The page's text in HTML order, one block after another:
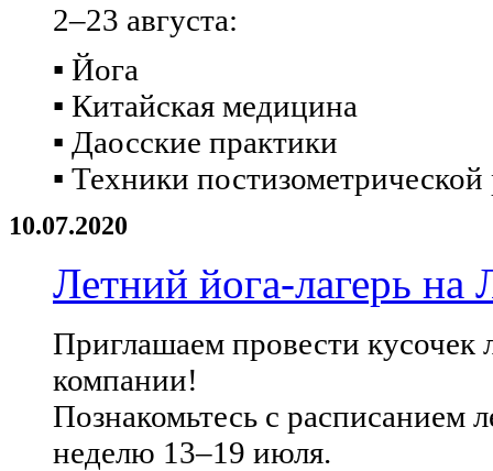
2–23 августа:
▪ Йога
▪ Китайская медицина
▪ Даосские практики
▪ Техники постизометрической
10.07.2020
Летний йога-лагерь
Приглашаем провести кусочек
компании!
Познакомьтесь с расписанием
неделю 13–19 июля.